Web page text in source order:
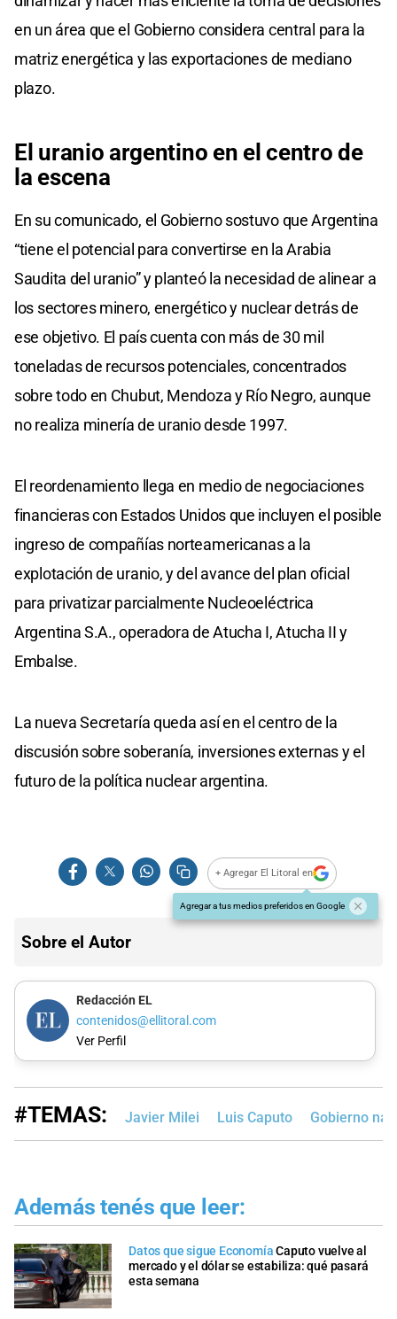
en un área que el Gobierno considera central para la
matriz energética y las exportaciones de mediano
plazo.
El uranio argentino en el centro de
la escena
En su comunicado, el Gobierno sostuvo que Argentina
“tiene el potencial para convertirse en la Arabia
Saudita del uranio” y planteó la necesidad de alinear a
los sectores minero, energético y nuclear detrás de
ese objetivo. El país cuenta con más de 30 mil
toneladas de recursos potenciales, concentrados
sobre todo en Chubut, Mendoza y Río Negro, aunque
no realiza minería de uranio desde 1997.
El reordenamiento llega en medio de negociaciones
financieras con Estados Unidos que incluyen el posible
ingreso de compañías norteamericanas a la
explotación de uranio, y del avance del plan oficial
para privatizar parcialmente Nucleoeléctrica
Argentina S.A., operadora de Atucha I, Atucha II y
Embalse.
La nueva Secretaría queda así en el centro de la
discusión sobre soberanía, inversiones externas y el
futuro de la política nuclear argentina.
+ Agregar El Litoral en
Agregar a tus medios preferidos en Google
Sobre el Autor
Redacción EL
contenidos@ellitoral.com
Ver Perfil
#TEMAS: Javier Milei Luis Caputo Gobierno
Además tenés que leer:
Datos que sigue EconomíaCaputo vuelve al
mercado y el dólar se estabiliza: qué pasará
esta semana